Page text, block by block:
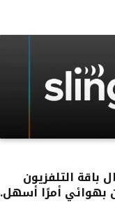
باقة التلفزيون
بهوائي أمرًا أسهل.